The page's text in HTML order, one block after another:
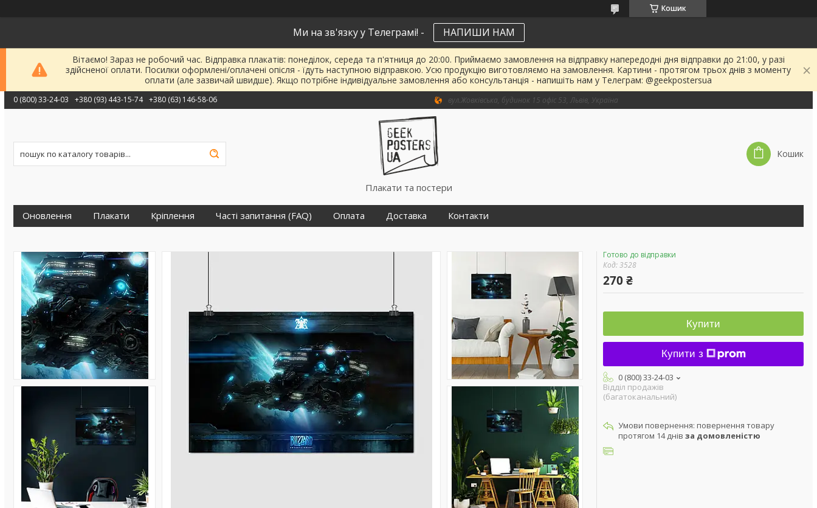
Кошик
Ми на зв'язку у Телеграмі! - НАПИШИ НАМ
Вітаємо! Зараз не робочий час. Відправка плакатів: понеділок, середа та п'ятниця до 20:00. Приймаємо замовлення на відправку напередодні дня відправки до 21:00, у разі
здійсненої оплати. Посилки оформлені/оплачені опісля - їдуть наступною відправкою. Усю продукцію виготовляємо на замовлення. Картини - протягом трьох днів з моменту
оплати (але зазвичай швидше). Якщо потрібне індивідуальне замовлення або консультанція - напишіть нам у Телеграм: @geekpostersua
0 (800) 33-24-03 +380 (93) 443-15-74 +380 (63) 146-58-06 вул.Жовківська, будинок 15 офіс 53, Львів, Україна
Плакати та постери
Кошик
Оновлення Плакати Кріплення Часті запитання (FAQ) Оплата Доставка Контакти
Готово до відправки
Код:3528
270 ₴
Купити
Купити з
0 (800) 33-24-03
Відділ продажів
(багатоканальний)
повернення товару
протягом 14 днів за домовленістю